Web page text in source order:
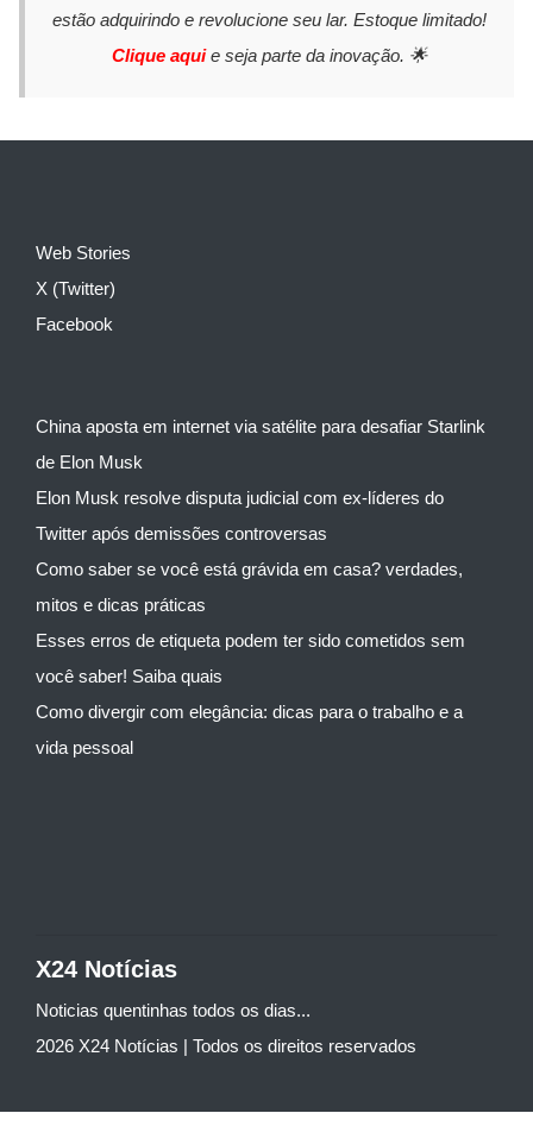
estão adquirindo e revolucione seu lar. Estoque limitado!
Clique aquie seja parte da inovação. 🌟
Web Stories
X (Twitter)
Facebook
China aposta em internet via satélite para desafiar Starlink
de Elon Musk
Elon Musk resolve disputa judicial com ex-líderes do
Twitter após demissões controversas
Como saber se você está grávida em casa? verdades,
mitos e dicas práticas
Esses erros de etiqueta podem ter sido cometidos sem
você saber! Saiba quais
Como divergir com elegância: dicas para o trabalho e a
vida pessoal
X24 Notícias
Noticias quentinhas todos os dias...
2026 X24 Notícias | Todos os direitos reservados